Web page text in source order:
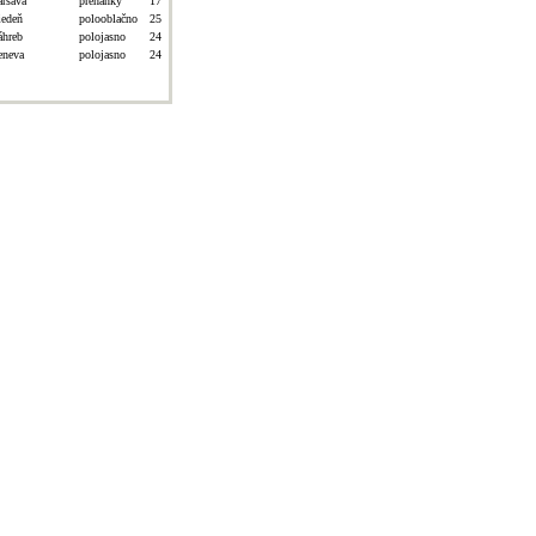
polooblačno
25
polojasno
24
polojasno 24